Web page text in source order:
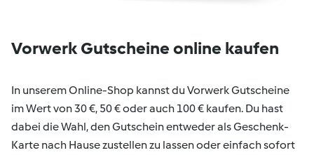
Vorwerk Gutscheine online kaufen
In unserem Online-Shop kannst du Vorwerk Gutscheine
im Wert von 30 €, 50 € oder auch 100 € kaufen. Du hast
dabei die Wahl, den Gutschein entweder als Geschenk-
Karte nach Hause zustellen zu lassen oder einfach sofort